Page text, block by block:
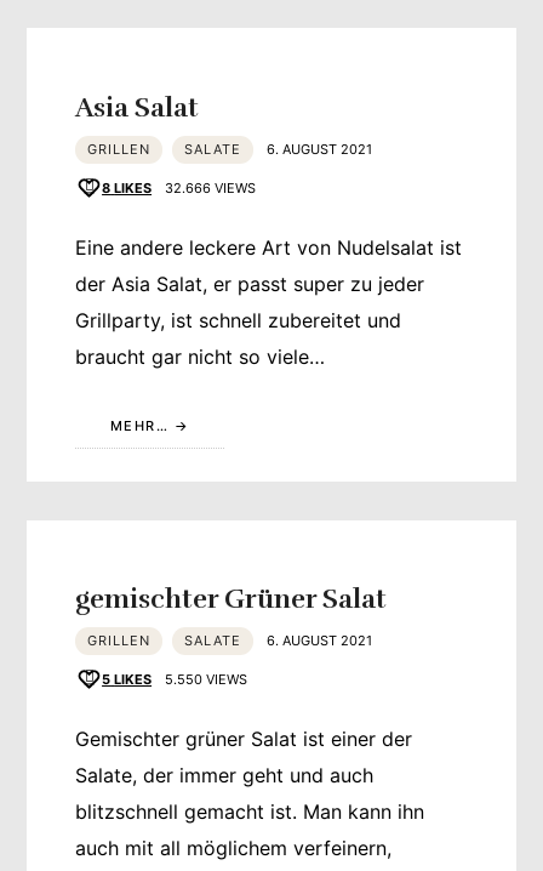
Asia Salat
GRILLEN SALATE 6. AUGUST 2021
8 LIKES 32.666 VIEWS
Eine andere leckere Art von Nudelsalat ist
der Asia Salat, er passt super zu jeder
Grillparty, ist schnell zubereitet und
braucht gar nicht so viele…
MEHR…
gemischter Grüner Salat
GRILLEN SALATE 6. AUGUST 2021
5 LIKES 5.550 VIEWS
Gemischter grüner Salat ist einer der
Salate, der immer geht und auch
blitzschnell gemacht ist. Man kann ihn
auch mit all möglichem verfeinern,